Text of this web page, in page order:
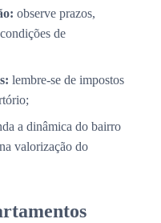
observe prazos,
de
lembre-se de impostos
a dinâmica do bairro
valorização do